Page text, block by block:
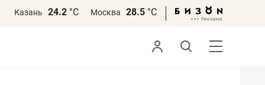
Казань 24.2 °С Москва 28.5 °С